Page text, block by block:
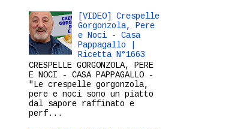
[VIDEO] Crespelle
Gorgonzola, Pere
e Noci - Casa
Pappagallo |
Ricetta N°1663
CRESPELLE GORGONZOLA, PERE
E NOCI - CASA PAPPAGALLO -
"Le crespelle gorgonzola,
pere e noci sono un piatto
dal sapore raffinato e
perf...